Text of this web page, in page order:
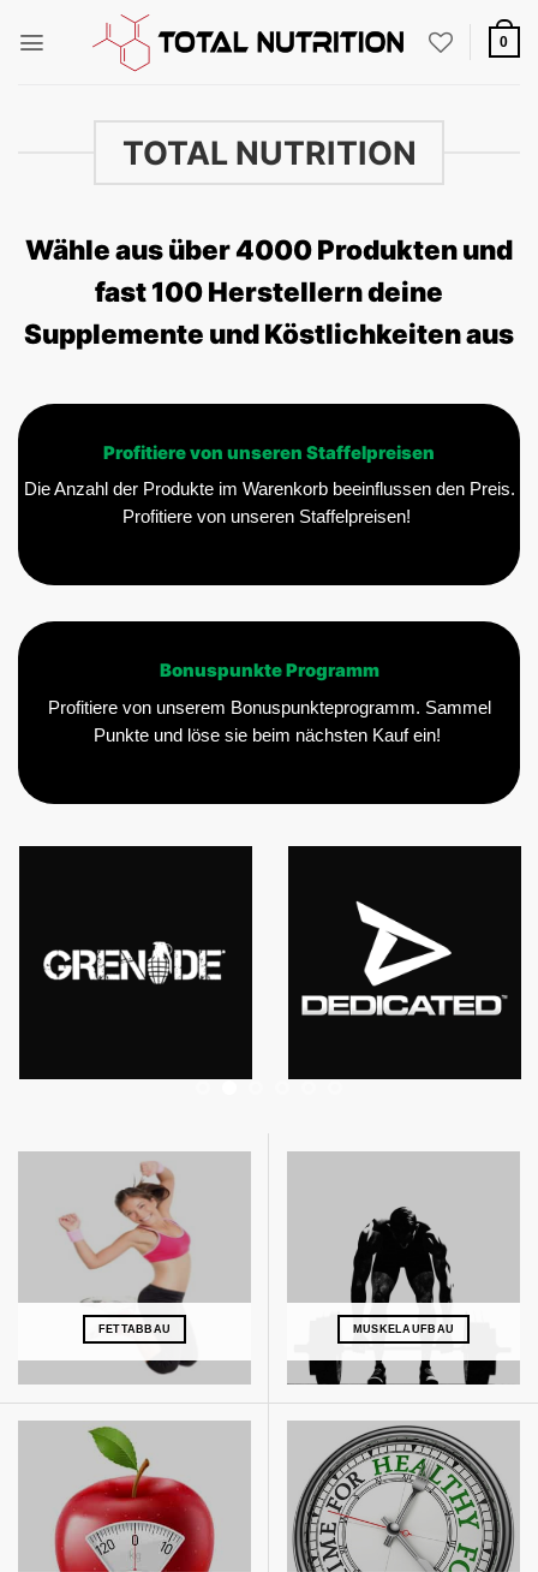
Inhalt
0
TOTAL NUTRITION
Wähle aus über 4000 Produkten und
fast 100 Herstellern deine
Supplemente und Köstlichkeiten aus
Profitiere von unseren Staffelpreisen
Die Anzahl der Produkte im Warenkorb beeinflussen den Preis.
Profitiere von unseren Staffelpreisen!
Bonuspunkte Programm
Profitiere von unserem Bonuspunkteprogramm. Sammel
Punkte und löse sie beim nächsten Kauf ein!
FETTABBAU MUSKELAUFBAU